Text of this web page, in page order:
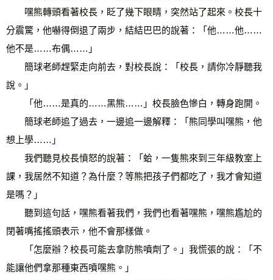
嘿熊轉頭看著校長，眨了幾下眼睛，突然站了起來。校長十
分震驚，他嚇得倒退了兩步，結結巴巴的說著：「他……他……
他不是……布偶……」
簡球老師趕緊走向前去，對校長說：「校長，請你冷靜聽我
說。」
「他……是真的……黑熊……」校長臉色慘白，轉身跑開。
簡球老師追了過去，一邊追一邊解釋：「熊同學叫嘿熊，他
想上學……」
我們聽見校長憤怒的說著：「蛤，一隻熊來到三年級教室上
課，我居然不知道？為什麼？等熊把孩子們都吃了，我才會知道
是嗎？」
聽到這句話，嘿熊看著我們，我們也看著嘿熊，嘿熊尷尬的
閉著嘴搖搖頭表示，他不會那樣做。
「怎麼辦？校長可能去拿防熊噴劑了。」我慌張的說：「不
能讓他們拿那種東西噴嘿熊。」